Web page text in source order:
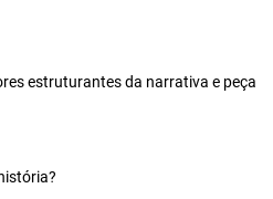
estruturantes da narrativa e peça